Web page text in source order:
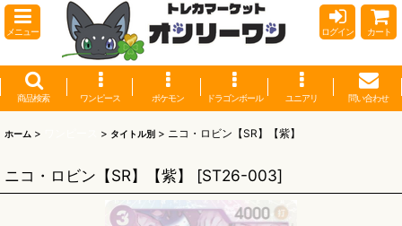
メニュー ログイン カート
商品検索 ワンピース ポケモン ドラゴンボール ユニアリ 問い合わせ
ホーム > > タイトル別 > ニコ・ロビン【SR】【紫】
ニコ・ロビン【SR】【紫】 [ST26-003]